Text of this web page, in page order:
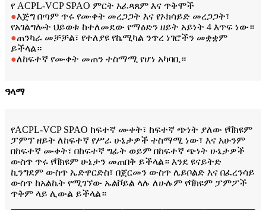
የ ACPL-VCP SPAO ምርት አፈጻጸም እና ጥቅሞች
●እጅግ በጣም ጥሩ የሙቀት መረጋጋት እና የኦክሳይድ መረጋጋት፣
የአገልግሎት ህይወቱ ከተለመደው የማዕድን ዘይት አይነት 4 እጥፍ ነው።
●ጠንካራ መቻቻል፣ የተለያዩ የኬሚካል ንጥረ ነገሮችን መቋቋም
ይችላል።
●ለከፍተኛ የሙቀት መጠን ተስማሚ የሆነ አካባቢ።
ዓላማ
የACPL-VCP SPAO ከፍተኛ ሙቀት፣ ከፍተኛ ጭነት ያለው የቫክዩም
ፓምፕ ዘይት ለከፍተኛ የሥራ ሁኔታዎች ተስማሚ ነው፣ እና አሁንም
በከፍተኛ ሙቀት፣ በከፍተኛ ግፊት ወይም በከፍተኛ ጭነት ሁኔታዎች
ውስጥ ጥሩ የቫክዩም ሁኔታን መጠበቅ ይችላል። እንደ ዩናይትድ
ኪንግደም ውስጥ ኤድዋርድስ፣ በጀርመን ውስጥ ሌይቦልድ እና በፈረንሳይ
ውስጥ ከአልኬት የሚገኘው ኡልቮይል ላሉ ለሁሉም የቫክዩም ፓምፖች
ጥቅም ላይ ሊውል ይችላል።